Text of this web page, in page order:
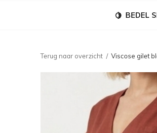
BEDEL
Terug naar overzicht Viscose gilet